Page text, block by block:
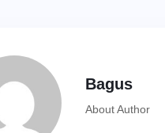
Bagus
About Author